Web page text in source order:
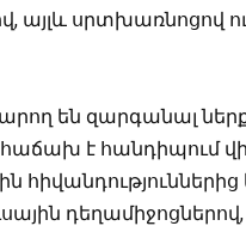
այլև սրտխառնոցով
են զարգանալ
է հանդիպում